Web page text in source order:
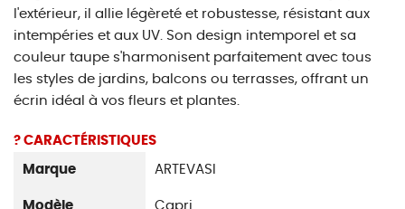
l'extérieur, il allie légèreté et robustesse, résistant aux
intempéries et aux UV. Son design intemporel et sa
couleur taupe s'harmonisent parfaitement avec tous
les styles de jardins, balcons ou terrasses, offrant un
écrin idéal à vos fleurs et plantes.
? CARACTÉRISTIQUES
Marque ARTEVASI
Modèle Capri